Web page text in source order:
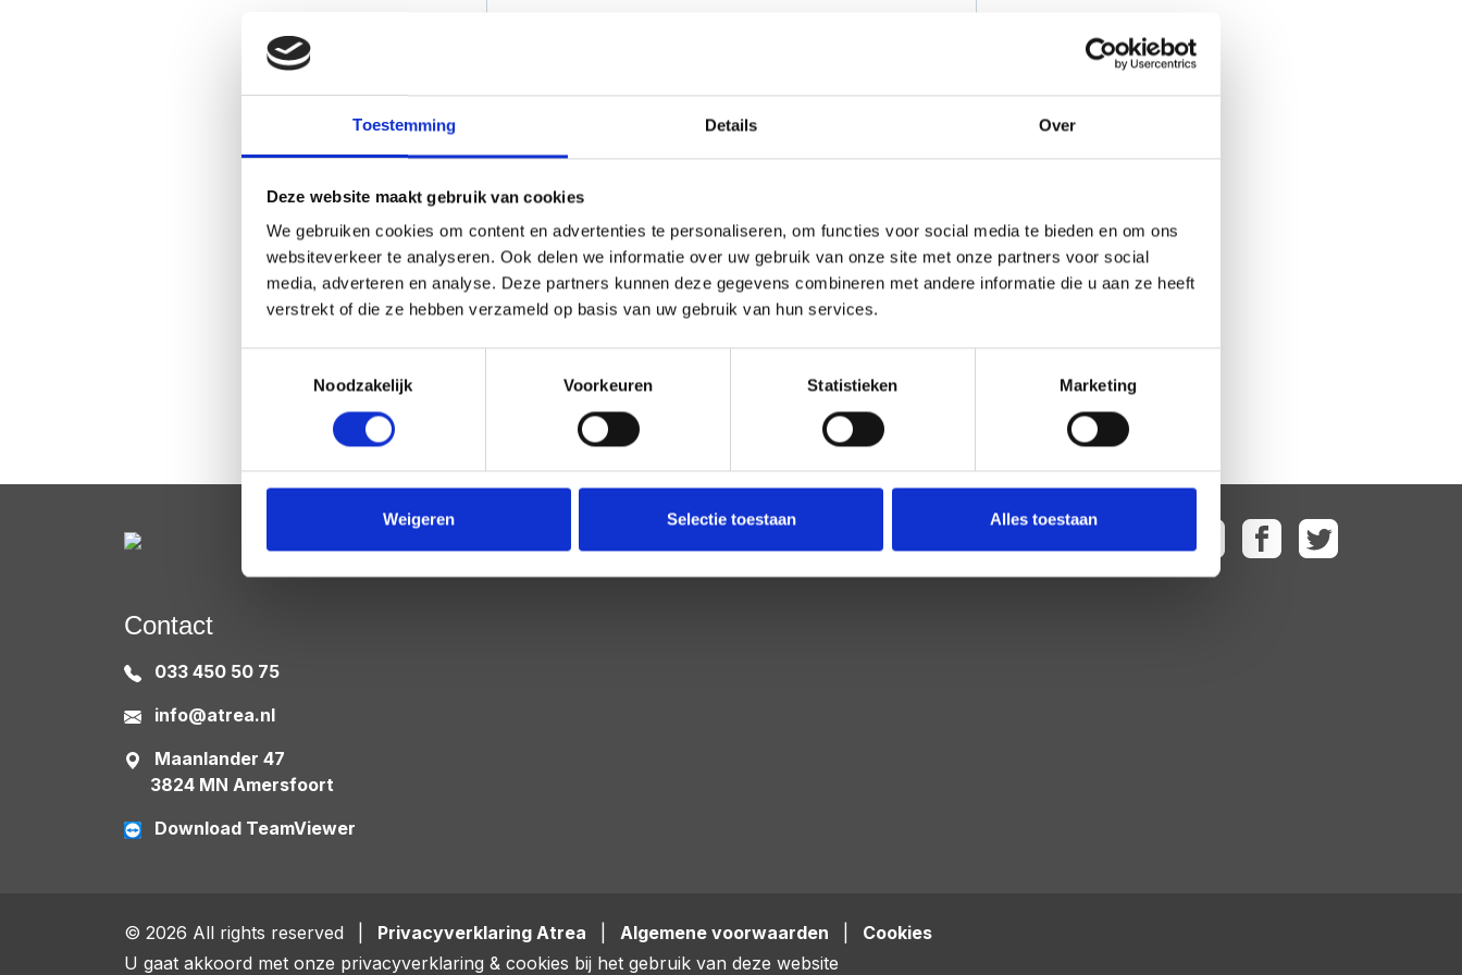
Toestemming Details Over
Deze website maakt gebruik van cookies
We gebruiken cookies om content en advertenties te personaliseren, om functies voor social media te bieden en om ons
websiteverkeer te analyseren. Ook delen we informatie over uw gebruik van onze site met onze partners voor social
media, adverteren en analyse. Deze partners kunnen deze gegevens combineren met andere informatie die u aan ze heeft
verstrekt of die ze hebben verzameld op basis van uw gebruik van hun services.
Noodzakelijk
Voorkeuren Statistieken Marketing
Weigeren Selectie toestaan Alles toestaan
Wachtwoord
Only fill in if you are not human
Aangemeld blijven
Registreren
Wachtwoord vergeten?
Contact
033 450 50 75
info@atrea.nl
Maanlander 47
3824 MN Amersfoort
Download TeamViewer
© 2026 All rights reserved Privacyverklaring Atrea Algemene voorwaarden
Cookies
U gaat akkoord met onze privacyverklaring & cookies bij het gebruik van deze website